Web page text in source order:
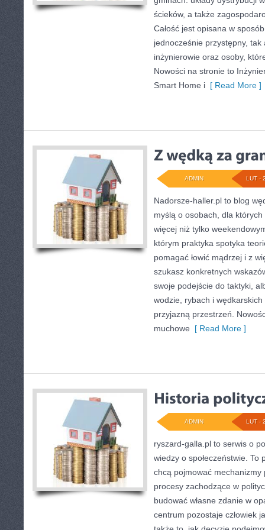
ścieków, a także
Całość jest opisana w
jednocześnie przystępny,
inżynierowie oraz osoby,
Nowości na stronie to
Smart Home i [ Read More ]
LUT -
ADMIN
Nadorsze-haller.pl to blog
myślą o osobach, dla których
więcej niż tylko
którym praktyka spotyka
pomagać łowić mądrzej i z
szukasz konkretnych
swoje podejście do taktyki,
wodzie, rybach i
przyjazną przestrzeń.
muchowe [ Read More ]
LUT -
ADMIN
ryszard-galla.pl to serwis o
wiedzy o społeczeństwie.
chcą pojmować mechanizmy
procesy zachodzące w
budować własne zdanie w
centrum pozostaje człowiek